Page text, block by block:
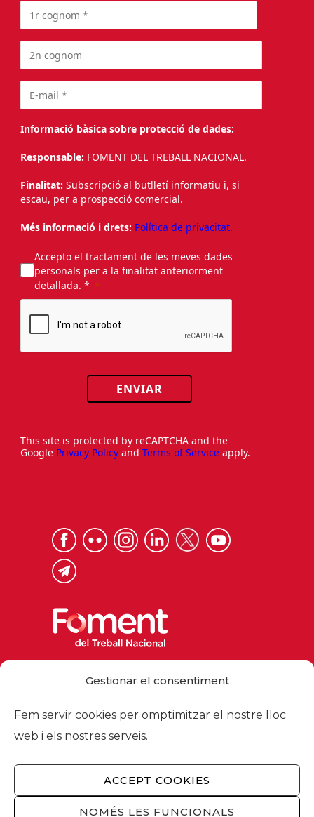
Gestionar el consentiment
Fem servir cookies per omptimitzar el nostre lloc
web i els nostres serveis.
ACCEPT COOKIES
NOMÉS LES FUNCIONALS
Informació bàsica sobre protecció de dades:
Responsable: FOMENT DEL TREBALL NACIONAL.
Finalitat: Subscripció al butlletí informatiu i, si
escau, per a prospecció comercial.
Més informació i drets: Política de privacitat.
Accepto el tractament de les meves dades
personals per a la finalitat anteriorment
detallada. *
ENVIAR
This site is protected by reCAPTCHA and the
Google Privacy Policy and Terms of Service apply.
foment@foment.com
© 2026 - Foment del Treball Nacional
Nosaltres